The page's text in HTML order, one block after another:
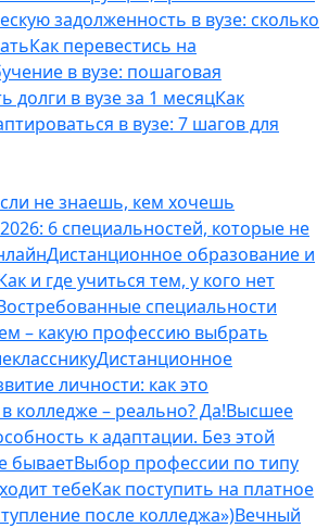
задолженность в вузе: сколько
Как перевестись на
в вузе: пошаговая
долги в вузе за 1 месяцКак
в вузе: 7 шагов для
не знаешь, кем хочешь
6 специальностей, которые не
Дистанционное образование и
и где учиться тем, у кого нет
специальности
– какую профессию выбрать
Дистанционное
личности: как это
колледже – реально? Да!Высшее
к адаптации. Без этой
бываетВыбор профессии по типу
тебеКак поступить на платное
после колледжа»)Вечный